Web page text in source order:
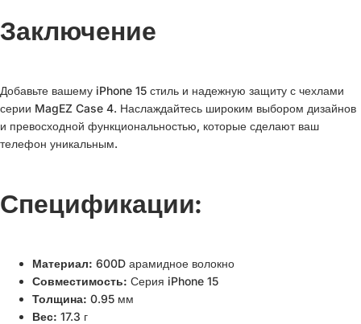
Заключение
Добавьте вашему iPhone 15 стиль и надежную защиту с чехлами
серии MagEZ Case 4. Наслаждайтесь широким выбором дизайнов
и превосходной функциональностью, которые сделают ваш
телефон уникальным.
Спецификации:
Материал: 600D арамидное волокно
Совместимость: Серия iPhone 15
Толщина: 0.95 мм
Вес: 17.3 г